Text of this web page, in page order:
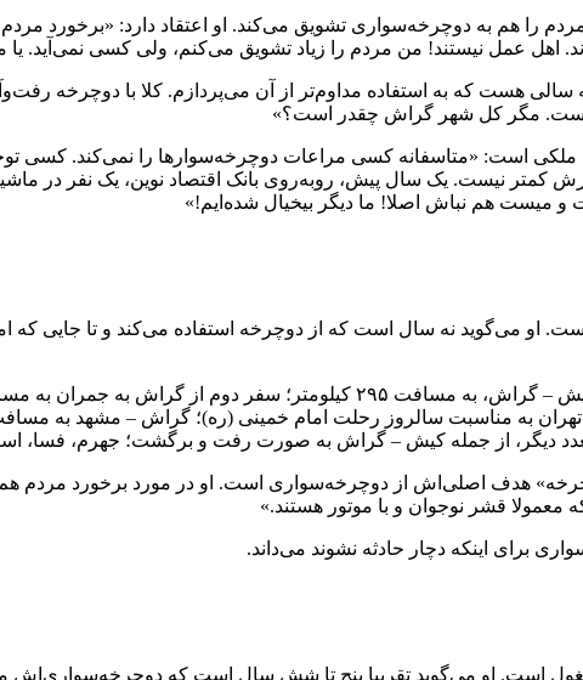
است و مردم را هم به دوچرخه‌سواری تشویق می‌کند. او اعتقاد دارد:
اهل عمل نیستند! من مردم را زیاد تشویق می‌کنم، ولی کسی نمی‌آید.
هست که به استفاده مداوم‌تر از آن می‌پردازم. کلا با دوچرخه
است. مگر کل شهر گراش چقدر است؟»
ملکی است: «متاسفانه کسی مراعات دوچرخه‌سوارها را نمی‌کند.
کمتر نیست. یک سال پیش، روبه‌روی بانک اقتصاد نوین، یک نفر در
میست هم نباش اصلا! ما دیگر بیخیال شده‌ایم!»
کیش است. او می‌گوید نه سال است که از دوچرخه استفاده می‌کند و تا جایی
هدف اصلی‌اش از دوچرخه‌سواری است. او در مورد برخورد مردم هم
معمولا قشر نوجوان و با موتور هستند.»
برای اینکه دچار حادثه نشوند می‌داند.
مشغول است. او می‌گوید تقریبا پنج تا شش سال است که